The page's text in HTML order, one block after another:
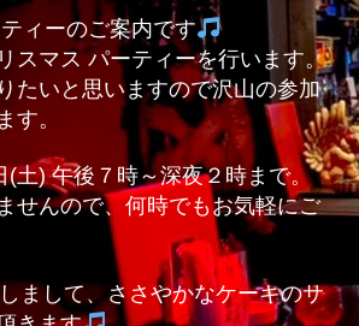
テ
ィ
ー
へ
ィーのご案内です
スマス パーティーを行います。
たいと思いますので沢山の参加
す。
(土) 午後７時～深夜２時まで。
せんので、何時でもお気軽にご
まして、ささやかなケーキのサ